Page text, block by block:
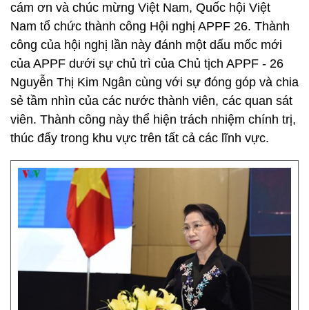
cám ơn và chúc mừng Việt Nam, Quốc hội Việt
Nam tổ chức thành công Hội nghị APPF 26. Thành
công của hội nghị lần này đánh một dấu mốc mới
của APPF dưới sự chủ trì của Chủ tịch APPF - 26
Nguyễn Thị Kim Ngân cùng với sự đóng góp và chia
sẻ tầm nhìn của các nước thành viên, các quan sát
viên. Thành công này thể hiện trách nhiệm chính trị,
thúc đẩy trong khu vực trên tất cả các lĩnh vực.